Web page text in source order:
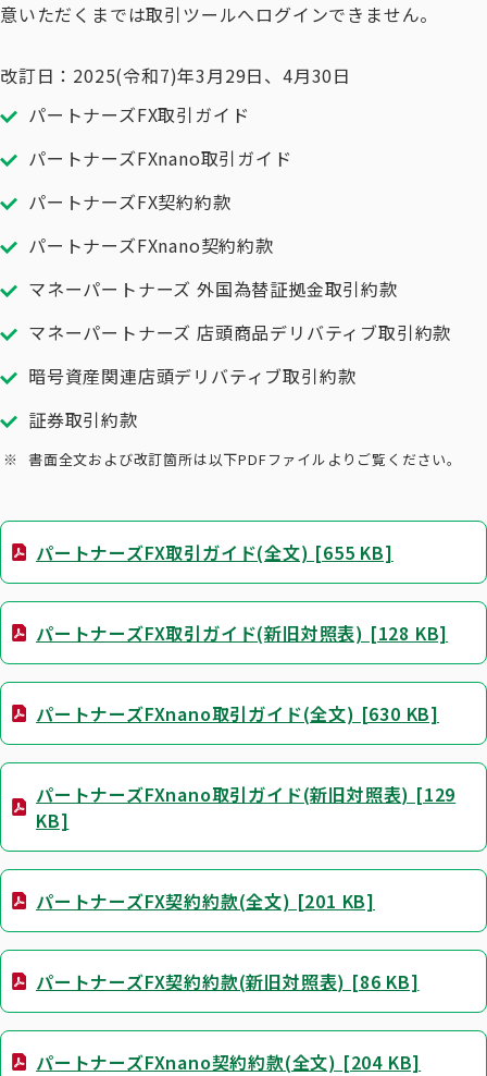
意いただくまでは取引ツールへログインできません。
改訂日：2025(令和7)年3月29日、4月30日
パートナーズFX取引ガイド
パートナーズFXnano取引ガイド
パートナーズFX契約約款
パートナーズFXnano契約約款
マネーパートナーズ 外国為替証拠金取引約款
マネーパートナーズ 店頭商品デリバティブ取引約款
暗号資産関連店頭デリバティブ取引約款
証券取引約款
書面全文および改訂箇所は以下PDFファイルよりご覧ください。
パートナーズFX取引ガイド(全文) [655 KB]
パートナーズFX取引ガイド(新旧対照表) [128 KB]
パートナーズFXnano取引ガイド(全文) [630 KB]
パートナーズFXnano取引ガイド(新旧対照表) [129
KB]
パートナーズFX契約約款(全文) [201 KB]
パートナーズFX契約約款(新旧対照表) [86 KB]
パートナーズFXnano契約約款(全文) [204 KB]